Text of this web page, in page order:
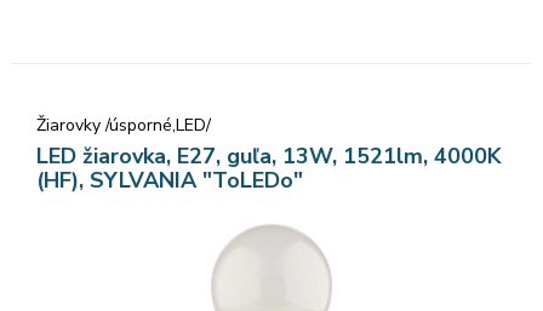
Žiarovky /úsporné,LED/
LED žiarovka, E27, guľa, 13W, 1521lm, 4000K
(HF), SYLVANIA "ToLEDo"